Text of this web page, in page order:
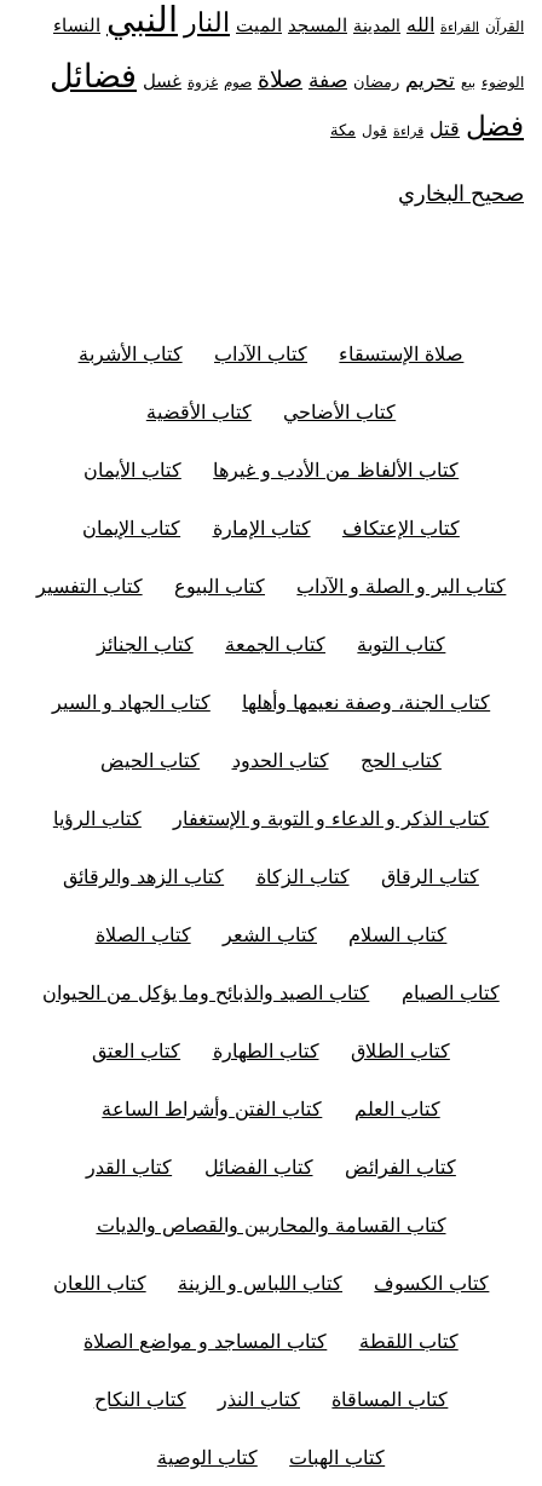
القرآن القراءة الله المدينة المسجد الميت النار النبي النساء
الوضوء بيع تحريم رمضان صفة صلاة صوم غزوة غسل فضائل
فضل قتل قراءة قول مكة
صحيح البخاري
صلاة الإستسقاء كتاب الآداب كتاب الأشربة
كتاب الأضاحي كتاب الأقضية
كتاب الألفاظ من الأدب و غيرها كتاب الأيمان
كتاب الإعتكاف كتاب الإمارة كتاب الإيمان
كتاب البر و الصلة و الآداب كتاب البيوع كتاب التفسير
كتاب التوبة كتاب الجمعة كتاب الجنائز
كتاب الجنة، وصفة نعيمها وأهلها كتاب الجهاد و السير
كتاب الحج كتاب الحدود كتاب الحيض
كتاب الذكر و الدعاء و التوبة و الإستغفار كتاب الرؤيا
كتاب الرقاق كتاب الزكاة كتاب الزهد والرقائق
كتاب السلام كتاب الشعر كتاب الصلاة
كتاب الصيام كتاب الصيد والذبائح وما يؤكل من الحيوان
كتاب الطلاق كتاب الطهارة كتاب العتق
كتاب العلم كتاب الفتن وأشراط الساعة
كتاب الفرائض كتاب الفضائل كتاب القدر
كتاب القسامة والمحاربين والقصاص والديات
كتاب الكسوف كتاب اللباس و الزينة كتاب اللعان
كتاب اللقطة كتاب المساجد و مواضع الصلاة
كتاب المساقاة كتاب النذر كتاب النكاح
كتاب الهبات كتاب الوصية